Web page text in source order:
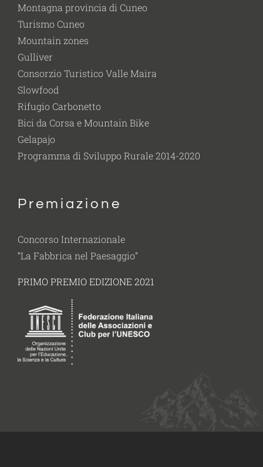
Montagna provincia di Cuneo
Turismo Cuneo
Mountain zones
Gulliver
Consorzio Turistico Valle Maira
Slowfood
Rifugio Carbonetto
Bici da Corsa e Mountain Bike
Gelapajo
Programma di Sviluppo Rurale 2014-2020
Premiazione
Concorso Internazionale
“La Fabbrica nel Paesaggio”
PRIMO PREMIO EDIZIONE 2021